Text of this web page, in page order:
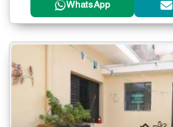
WhatsApp